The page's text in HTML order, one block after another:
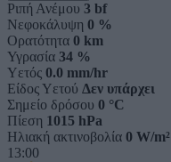
Ριπή Ανέμου 3 bf
Νεφοκάλυψη 0 %
Ορατότητα 0 km
Υγρασία 34 %
Υετός 0.0 mm/hr
Είδος Υετού Δεν υπάρχει
Σημείο δρόσου 0 °C
Πίεση 1015 hPa
Ηλιακή ακτινοβολία 0 W/m²
13:00